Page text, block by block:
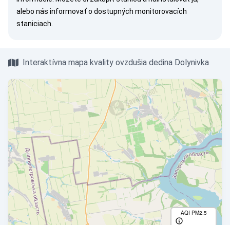
alebo nás informovaťo dostupných monitorovacích
staniciach.
Interaktívna mapa kvality ovzdušia dedina Dolynivka
AQI PM2.5